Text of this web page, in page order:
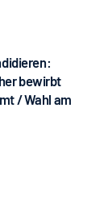
bewirbt
/ Wahl am